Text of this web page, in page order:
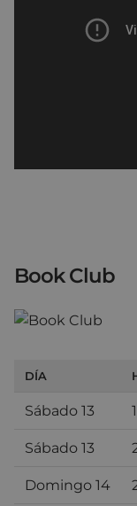
Book Club
DÍA
Sábado 13
Sábado 13
Domingo 14